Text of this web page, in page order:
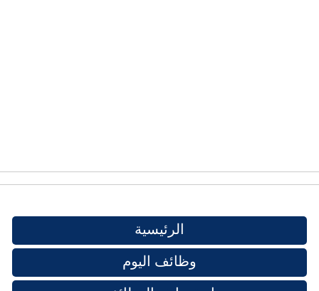
الرئيسية
وظائف اليوم